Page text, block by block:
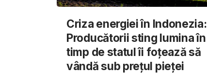
Criza energiei în Indonezia:
Producătorii sting lumina în
timp de statul îi foțează să
vândă sub prețul pieței